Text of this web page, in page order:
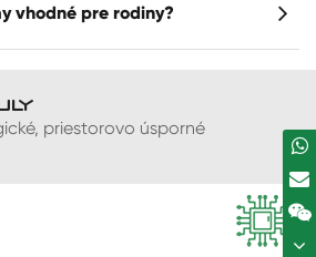
vhodné pre rodiny?
priestorovo úsporné